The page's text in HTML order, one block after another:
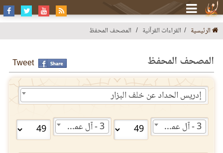
الرئيسية القراءات القرآنية المصحف المحفظ
المصحف المحفظ Tweet
إدريس الحداد عن خلف البزار
3 - آل عمران 3 - آل عمران